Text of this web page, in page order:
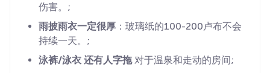
伤害。;
雨披雨衣一定很厚 ：玻璃纸的100-200卢布不会
持续一天。;
泳裤/泳衣 还有人字拖对于温泉和走动的房间;